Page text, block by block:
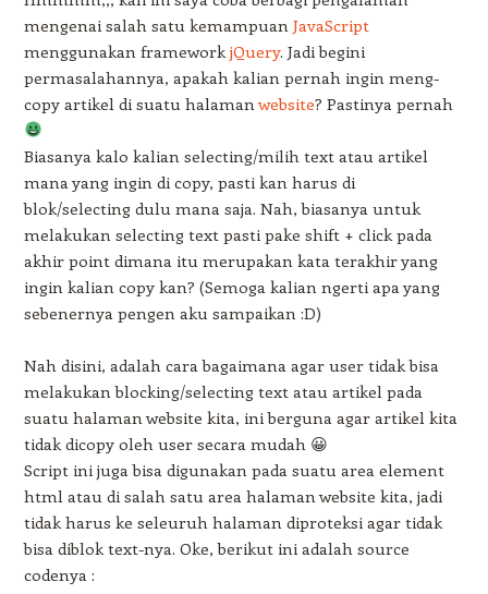
mengenai salah satu kemampuan JavaScript
menggunakan framework jQuery. Jadi begini
permasalahannya, apakah kalian pernah ingin meng-
copy artikel di suatu halamanwebsite? Pastinya pernah
Biasanya kalo kalian selecting/milih text atau artikel
mana yang ingin di copy, pasti kan harus di
blok/selecting dulu mana saja. Nah, biasanya untuk
melakukan selecting text pasti pake shift + click pada
akhir point dimana itu merupakan kata terakhir yang
ingin kalian copy kan? (Semoga kalian ngerti apa yang
sebenernya pengen aku sampaikan :D)
Nah disini, adalah cara bagaimana agar user tidak bisa
melakukan blocking/selecting text atau artikel pada
suatu halaman website kita, ini berguna agar artikel kita
tidak dicopy oleh user secara mudah 😀
Script ini juga bisa digunakan pada suatu area element
html atau di salah satu area halaman website kita, jadi
tidak harus ke seleuruh halaman diproteksi agar tidak
bisa diblok text-nya. Oke, berikut ini adalah source
codenya :